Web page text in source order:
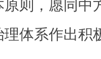
则，愿同中
体系作出积